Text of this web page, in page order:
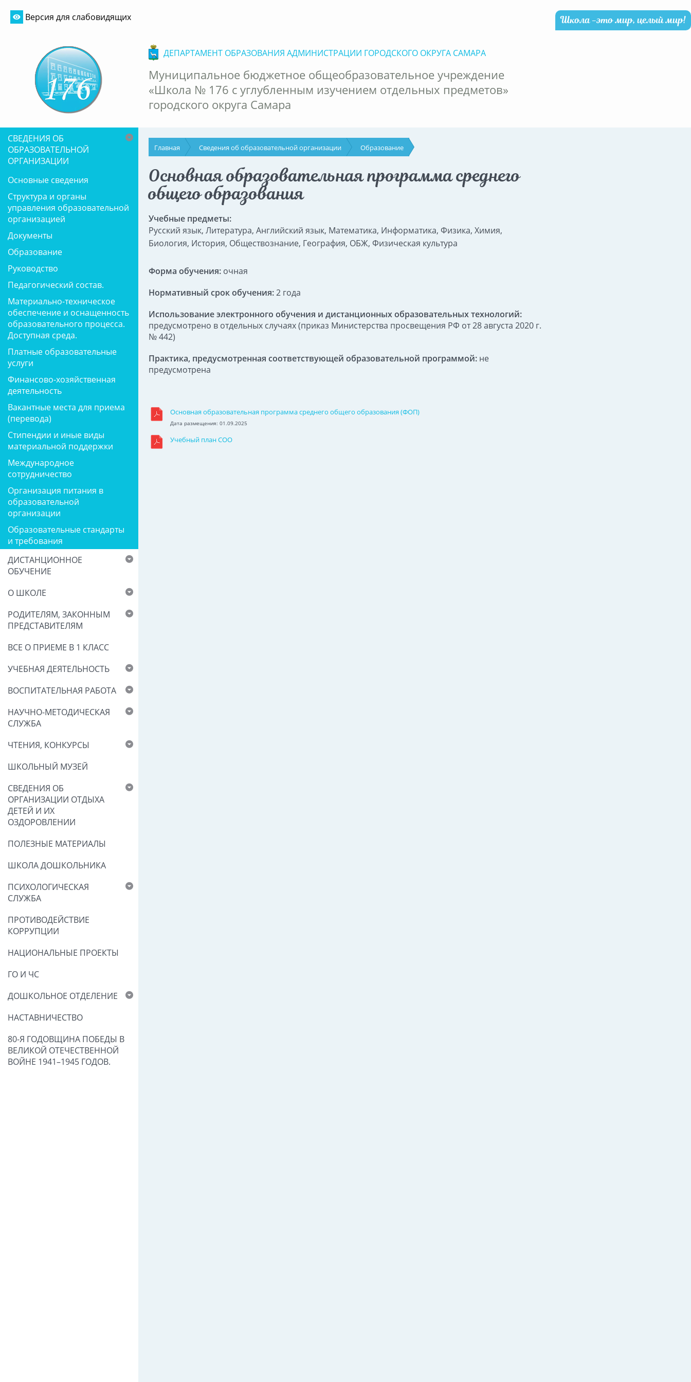
Версия для слабовидящих Школа -это мир, целый мир!
ДЕПАРТАМЕНТ ОБРАЗОВАНИЯ АДМИНИСТРАЦИИ ГОРОДСКОГО ОКРУГА САМАРА
Муниципальное бюджетное общеобразовательное учреждение
«Школа № 176 с углубленным изучением отдельных предметов»
городского округа Самара
СВЕДЕНИЯ ОБ
ОБРАЗОВАТЕЛЬНОЙ
ОРГАНИЗАЦИИ
Основные сведения
Структура и органы
управления образовательной
организацией
Документы
Образование
Руководство
Педагогический состав.
Материально-техническое
обеспечение и оснащенность
образовательного процесса.
Доступная среда.
Платные образовательные
услуги
Финансово-хозяйственная
деятельность
Вакантные места для приема
(перевода)
Стипендии и иные виды
материальной поддержки
Международное
сотрудничество
Организация питания в
образовательной
организации
Образовательные стандарты
и требования
ДИСТАНЦИОННОЕ
ОБУЧЕНИЕ
О ШКОЛЕ
РОДИТЕЛЯМ, ЗАКОННЫМ
ПРЕДСТАВИТЕЛЯМ
ВСЕ О ПРИЕМЕ В 1 КЛАСС
УЧЕБНАЯ ДЕЯТЕЛЬНОСТЬ
ВОСПИТАТЕЛЬНАЯ РАБОТА
НАУЧНО-МЕТОДИЧЕСКАЯ
СЛУЖБА
ЧТЕНИЯ, КОНКУРСЫ
ШКОЛЬНЫЙ МУЗЕЙ
СВЕДЕНИЯ ОБ
ОРГАНИЗАЦИИ ОТДЫХА
ДЕТЕЙ И ИХ
ОЗДОРОВЛЕНИИ
ПОЛЕЗНЫЕ МАТЕРИАЛЫ
ШКОЛА ДОШКОЛЬНИКА
ПСИХОЛОГИЧЕСКАЯ
СЛУЖБА
ПРОТИВОДЕЙСТВИЕ
КОРРУПЦИИ
НАЦИОНАЛЬНЫЕ ПРОЕКТЫ
ГО И ЧС
ДОШКОЛЬНОЕ ОТДЕЛЕНИЕ
НАСТАВНИЧЕСТВО
80-Я ГОДОВЩИНА ПОБЕДЫ В
ВЕЛИКОЙ ОТЕЧЕСТВЕННОЙ
ВОЙНЕ 1941–1945 ГОДОВ.
Главная Сведения об образовательной организации Образование
Основная образовательная программа среднего
общего образования
Учебные предметы:
Русский язык, Литература, Английский язык, Математика, Информатика, Физика, Химия,
Биология, История, Обществознание, География, ОБЖ, Физическая культура
Форма обучения: очная
Нормативный срок обучения:2 года
Использование электронного обучения и дистанционных образовательных технологий:
предусмотрено в отдельных случаях (приказ Министерства просвещения РФ от 28 августа 2020 г.
№ 442)
Практика, предусмотренная соответствующей образовательной программой: не
предусмотрена
Основная образовательная программа среднего общего образования (ФОП)
Дата размещения: 01.09.2025
Учебный план СОО